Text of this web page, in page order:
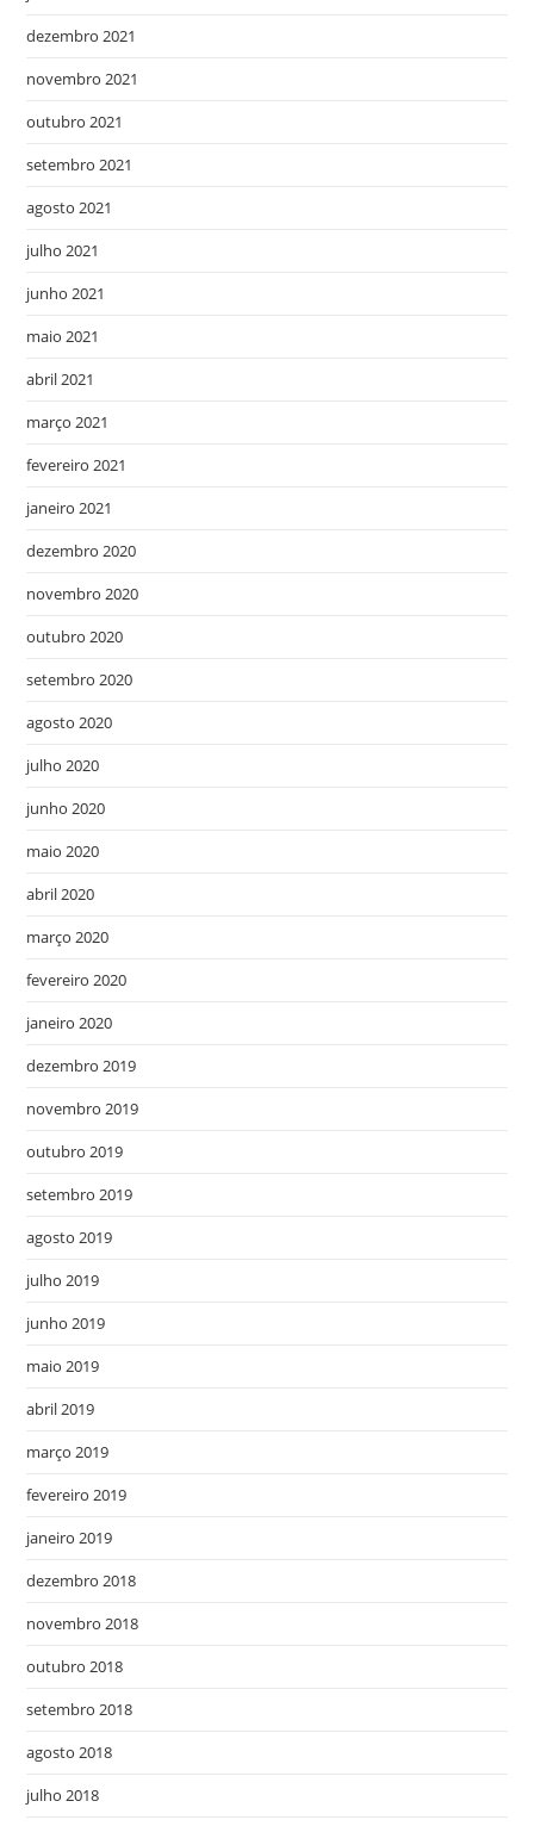
dezembro 2021
novembro 2021
outubro 2021
setembro 2021
agosto 2021
julho 2021
junho 2021
maio 2021
abril 2021
março 2021
fevereiro 2021
janeiro 2021
dezembro 2020
novembro 2020
outubro 2020
setembro 2020
agosto 2020
julho 2020
junho 2020
maio 2020
abril 2020
março 2020
fevereiro 2020
janeiro 2020
dezembro 2019
novembro 2019
outubro 2019
setembro 2019
agosto 2019
julho 2019
junho 2019
maio 2019
abril 2019
março 2019
fevereiro 2019
janeiro 2019
dezembro 2018
novembro 2018
outubro 2018
setembro 2018
agosto 2018
julho 2018